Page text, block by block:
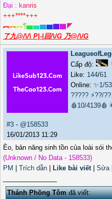
Đại : kanris
+++****+++
︻︻︻¶▅▅▆▆▇▇◤
了九@/\/\ P|-|回/\/G 乃@/\/G
Cấp độ:
Like: 144/61
Online: ✨1/
????? ⚡??/
🩸10/4139🩸
#3 - @158533
16/01/2013 11:29
Èo, bản năng sinh tồn của loài sói
(Unknown / No Data - 158533)
PM
Trích dẫn Like bài viết| Sửa|
Thánh Phồng Tômđã viết: